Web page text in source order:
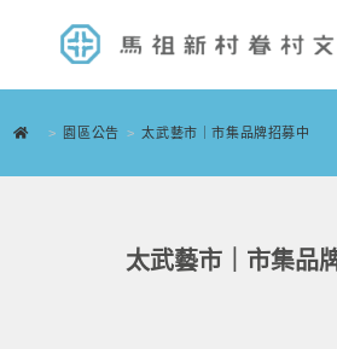
> 園區公告 > 太武藝市｜市集品牌招募中
太武藝市｜市集品